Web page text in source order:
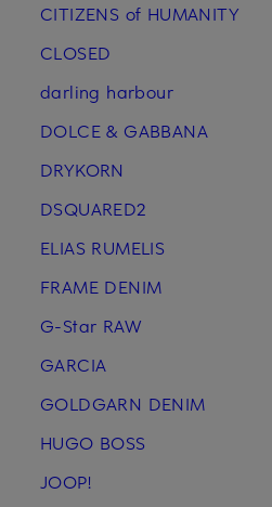
CITIZENS of HUMANITY
CLOSED
darling harbour
DOLCE & GABBANA
DRYKORN
DSQUARED2
ELIAS RUMELIS
FRAME DENIM
G-Star RAW
GARCIA
GOLDGARN DENIM
HUGO BOSS
JOOP!